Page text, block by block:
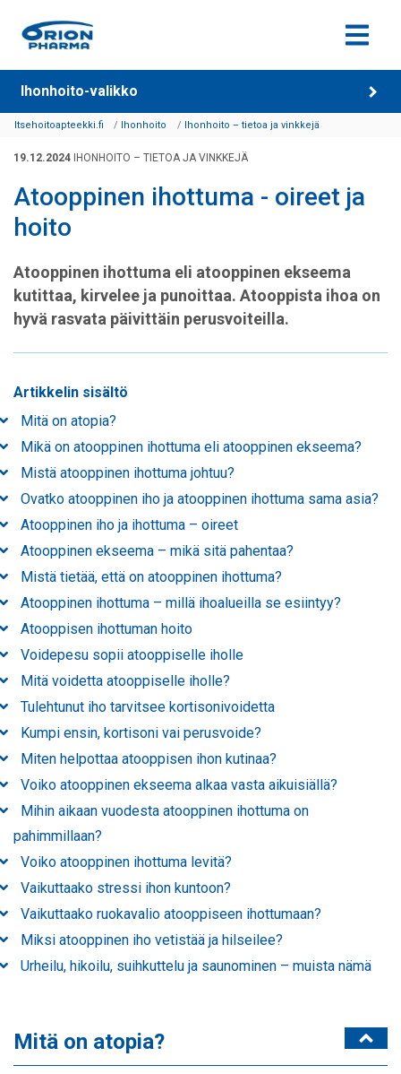
Siirry sisältöön
Ihonhoito-valikko
Itsehoitoapteekki.fi Ihonhoito Ihonhoito – tietoa ja vinkkejä
19.12.2024 IHONHOITO – TIETOA JA VINKKEJÄ
Atooppinen ihottuma - oireet ja
hoito
Atooppinen ihottuma eli atooppinen ekseema
kutittaa, kirvelee ja punoittaa. Atooppista ihoa on
hyvä rasvata päivittäin perusvoiteilla.
Artikkelin sisältö
Mitä on atopia?
Mikä on atooppinen ihottuma eli atooppinen ekseema?
Mistä atooppinen ihottuma johtuu?
Ovatko atooppinen iho ja atooppinen ihottuma sama asia?
Atooppinen iho ja ihottuma – oireet
Atooppinen ekseema – mikä sitä pahentaa?
Mistä tietää, että on atooppinen ihottuma?
Atooppinen ihottuma – millä ihoalueilla se esiintyy?
Atooppisen ihottuman hoito
Voidepesu sopii atooppiselle iholle
Mitä voidetta atooppiselle iholle?
Tulehtunut iho tarvitsee kortisonivoidetta
Kumpi ensin, kortisoni vai perusvoide?
Miten helpottaa atooppisen ihon kutinaa?
Voiko atooppinen ekseema alkaa vasta aikuisiällä?
Mihin aikaan vuodesta atooppinen ihottuma on
pahimmillaan?
Voiko atooppinen ihottuma levitä?
Vaikuttaako stressi ihon kuntoon?
Vaikuttaako ruokavalio atooppiseen ihottumaan?
Miksi atooppinen iho vetistää ja hilseilee?
Urheilu, hikoilu, suihkuttelu ja saunominen – muista nämä
Mitä on atopia?